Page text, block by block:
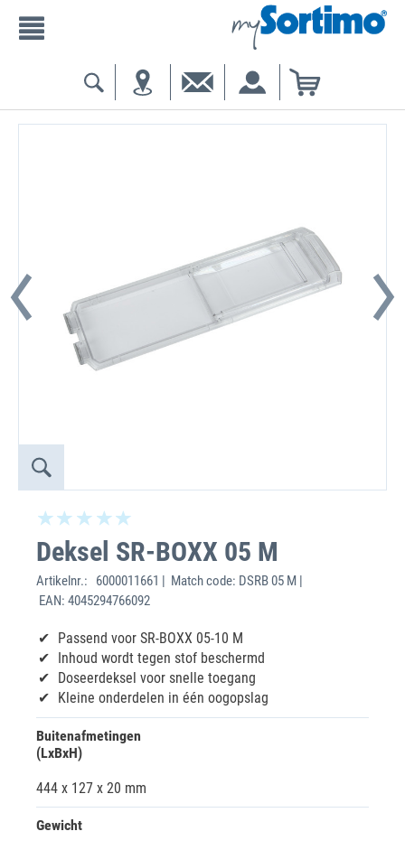
Deksel SR-BOXX 05 M
Artikelnr.:
6000011661 | Match code: DSRB 05 M |
EAN: 4045294766092
Passend voor SR-BOXX 05-10 M
Inhoud wordt tegen stof beschermd
Doseerdeksel voor snelle toegang
Kleine onderdelen in één oogopslag
Buitenafmetingen
(LxBxH)
444 x 127 x 20 mm
Gewicht